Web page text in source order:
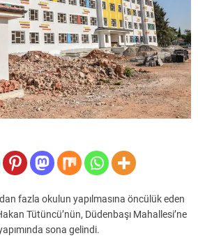
fazla okulun yapılmasına öncülük eden
Tütüncü’nün, Düdenbaşı Mahallesi’ne
sona gelindi.